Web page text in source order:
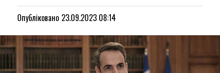
Опубліковано 23.09.2023 08:14